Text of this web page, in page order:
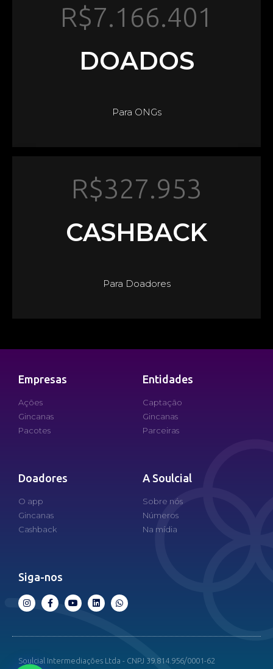
DOADOS
R$7.166.401
Para ONGs
CASHBACK
R$327.953
Para Doadores
Empresas
Ações
Gincanas
Pacotes
Entidades
Captação
Gincanas
Parceiras
Doadores
O app
Gincanas
Cashback
A Soulcial
Sobre nós
Números
Na mídia
Siga-nos
Soulcial Intermediações Ltda - CNPJ 39.814.956/0001-62